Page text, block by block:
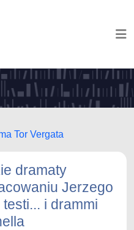
Tor Vergata
dramaty
Jerzego
i drammi